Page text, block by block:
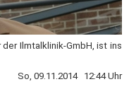
Ilmtalklinik-GmbH, ist ins
So, 09.11.2014 12:44 Uhr